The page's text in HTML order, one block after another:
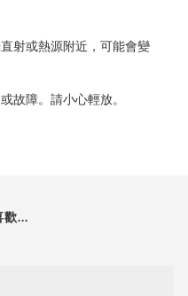
射或熱源附近，可能會變
故障。請小心輕放。
歡...